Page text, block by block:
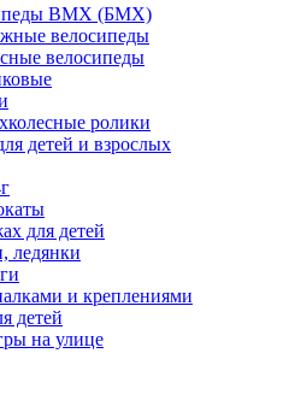
BMX (БМХ)
велосипеды
велосипеды
ролики
детей и взрослых
для детей
ледянки
и креплениями
детей
на улице